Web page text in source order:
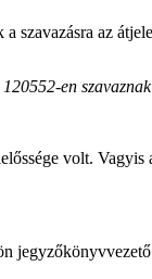
szavazásra az
en
volt.
jegyzőkönyvvezető